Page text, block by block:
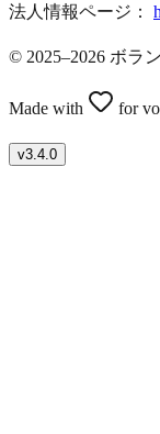
法人情報ページ：
© 2025–2026 ボラ
Made with for
v3.4.0